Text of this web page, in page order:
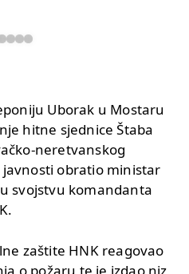
Uborak u Mostaru
hitne sjednice Štaba
neretvanskog
obratio ministar
svojstvu komandanta
zaštite HNK reagovao
o požaru te je izdao niz